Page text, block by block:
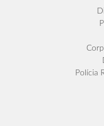
Polícia